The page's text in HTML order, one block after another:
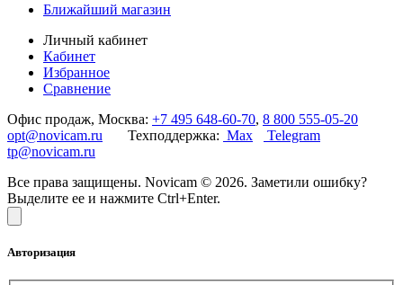
Ближайший магазин
Личный кабинет
Кабинет
Избранное
Сравнение
Офис продаж, Москва: +7 495 648-60-70, 8 800 555-05-20
opt@novicam.ru Техподдержка: Max
Telegram
tp@novicam.ru
Все права защищены. Novicam © 2026. Заметили ошибку?
Выделите ее и нажмите Ctrl+Enter.
Авторизация